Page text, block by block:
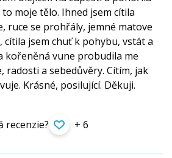
moje tělo. Ihned jsem cítila
ruce se prohřály, jemné matove
jsem chuť k pohybu, vstát a
kořeněná vune probudila me
radosti a sebedůvěry. Cítím, jak
Krásné, posilující. Děkuji.
recenzie? + 6